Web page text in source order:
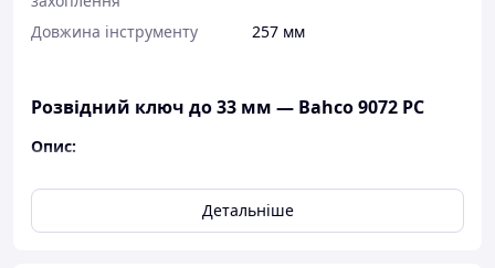
Довжина інструменту 257 мм
Розвідний ключ до 33 мм — Bahco 9072 PC
Опис:
Розвідний ключ ERGOTM
Пристосований для захоплення труб, з насічкою
на одній із губок, яка дає змогу використовувати
Детальніше